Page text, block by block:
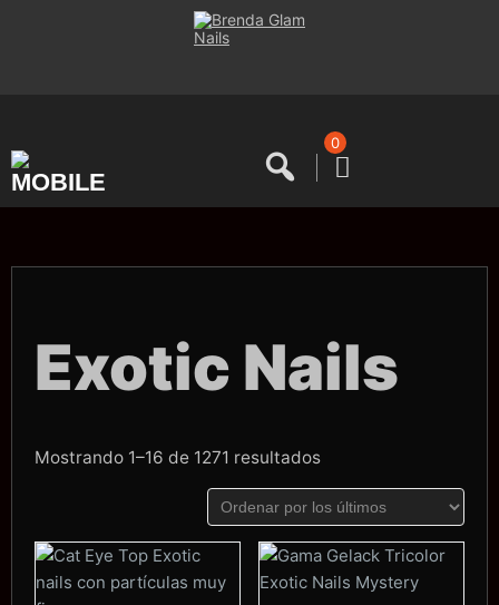
0
Exotic Nails
Mostrando 1–16 de 1271 resultadosOrdenado
por
los
últimos